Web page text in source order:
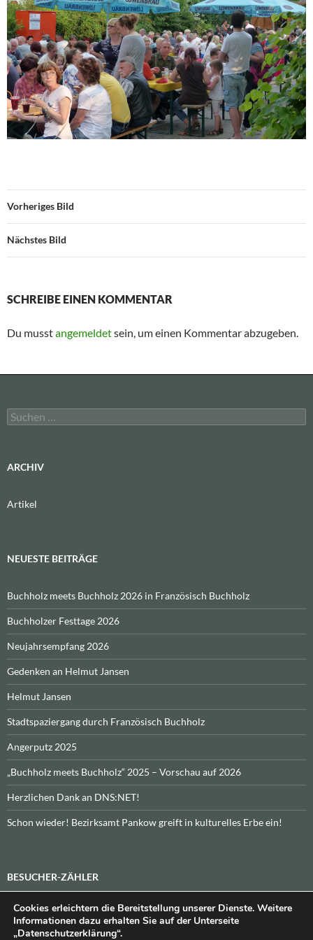
Vorheriges Bild
Nächstes Bild
SCHREIBE EINEN KOMMENTAR
Du musstangemeldetsein, um einen Kommentar abzugeben.
Suchen
nach:
ARCHIV
Artikel
NEUESTE BEITRÄGE
Buchholz meets Buchholz 2026 in Französisch Buchholz
Buchholzer Festtage 2026
Neujahrsempfang 2026
Gedenken an Helmut Jansen
Helmut Jansen
Stadtspaziergang durch Französisch Buchholz
Angerputz 2025
„Buchholz meets Buchholz“ 2025 – Vorschau auf 2026
Herzlichen Dank an DNS:NET!
Schon wieder! Bezirksamt Pankow greift in kulturelles Erbe ein!
BESUCHER-ZÄHLER
Heute:_\n\nInsgesamt:_
Cookies erleichtern die Bereitstellung unserer Dienste. Weitere
Informationen dazu erhalten Sie auf der Unterseite
„Datenschutzerklärung“.